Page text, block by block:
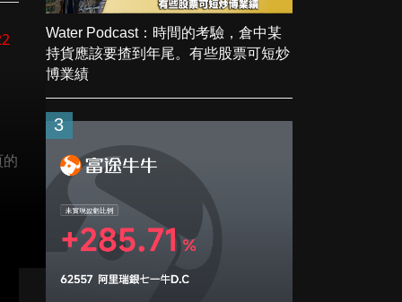
Water Podcast：時間的考驗，倉中某
持貨應該要揸到年尾。有些股票可短炒
博業績
3